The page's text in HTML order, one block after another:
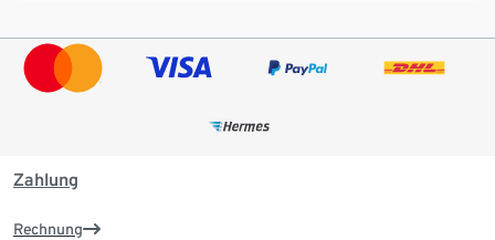
Zahlung
Rechnung